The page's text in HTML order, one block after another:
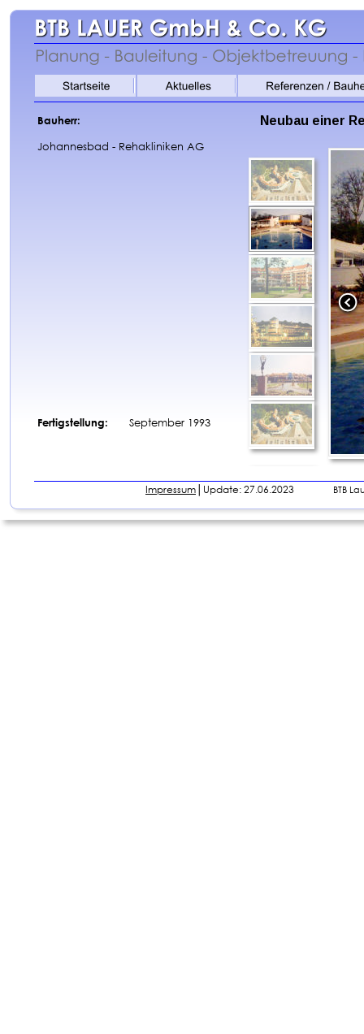
Impressum │Update: 27.06.2023 BTB
Neubau einer
Bauherr:
Johannesbad - Rehakliniken AG
Fertigstellung: September 1993